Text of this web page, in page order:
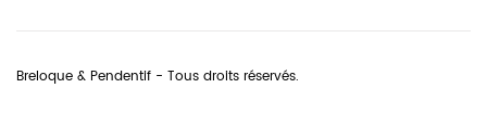
Breloque & Pendentif - Tous droits réservés.